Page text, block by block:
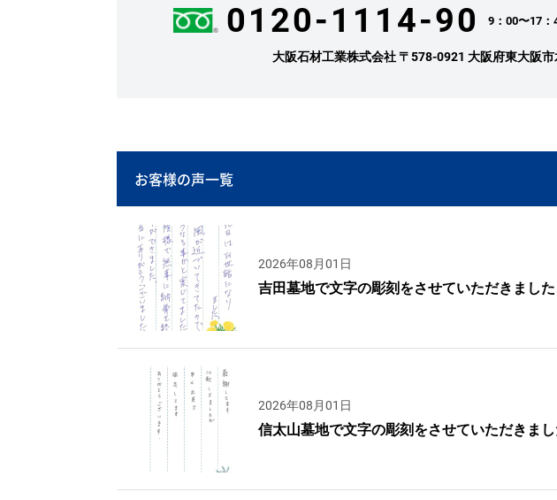
0120-1114-90 9：00〜17：
大阪石材工業株式会社〒578-0921 大阪府東大阪
お客様の声一覧
2026年08月01日
吉田墓地で文字の彫刻をさせていただきました
2026年08月01日
信太山墓地で文字の彫刻をさせていただきまし